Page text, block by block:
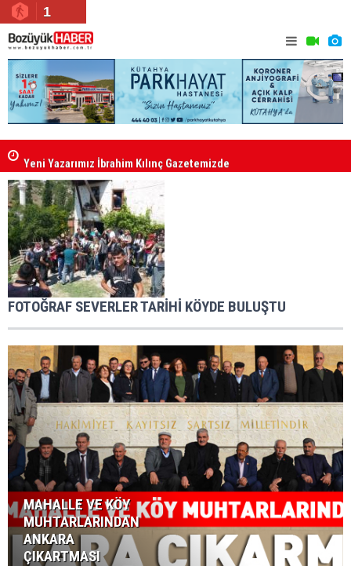
1
Yeni Yazarımız İbrahim Kılınç Gazetemizde
FOTOĞRAF SEVERLER TARİHİ KÖYDE BULUŞTU
MAHALLE VE KÖY
MUHTARLARINDAN
ANKARA
ÇIKARTMASI